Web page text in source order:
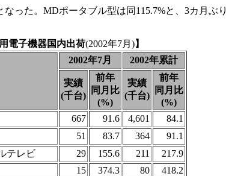
った。MDポータブル型は同115.7%と、3カ月ぶ
用電子機器国内出荷(2002年7月)】
2002年7月
2002年累計
実績
(千台)
前年
同月比
(%)
実績
(千台)
前年
同月比
(%)
667 91.6 4,601
84.1
51 83.7 364
91.1
テレビ
29 155.6 211
217.9
15 374.3 80
418.2